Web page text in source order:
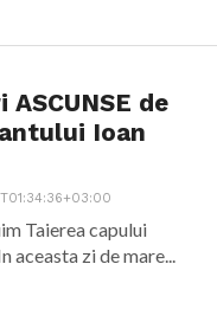
de
Ioan
Taierea capului
aceasta zi de mare...